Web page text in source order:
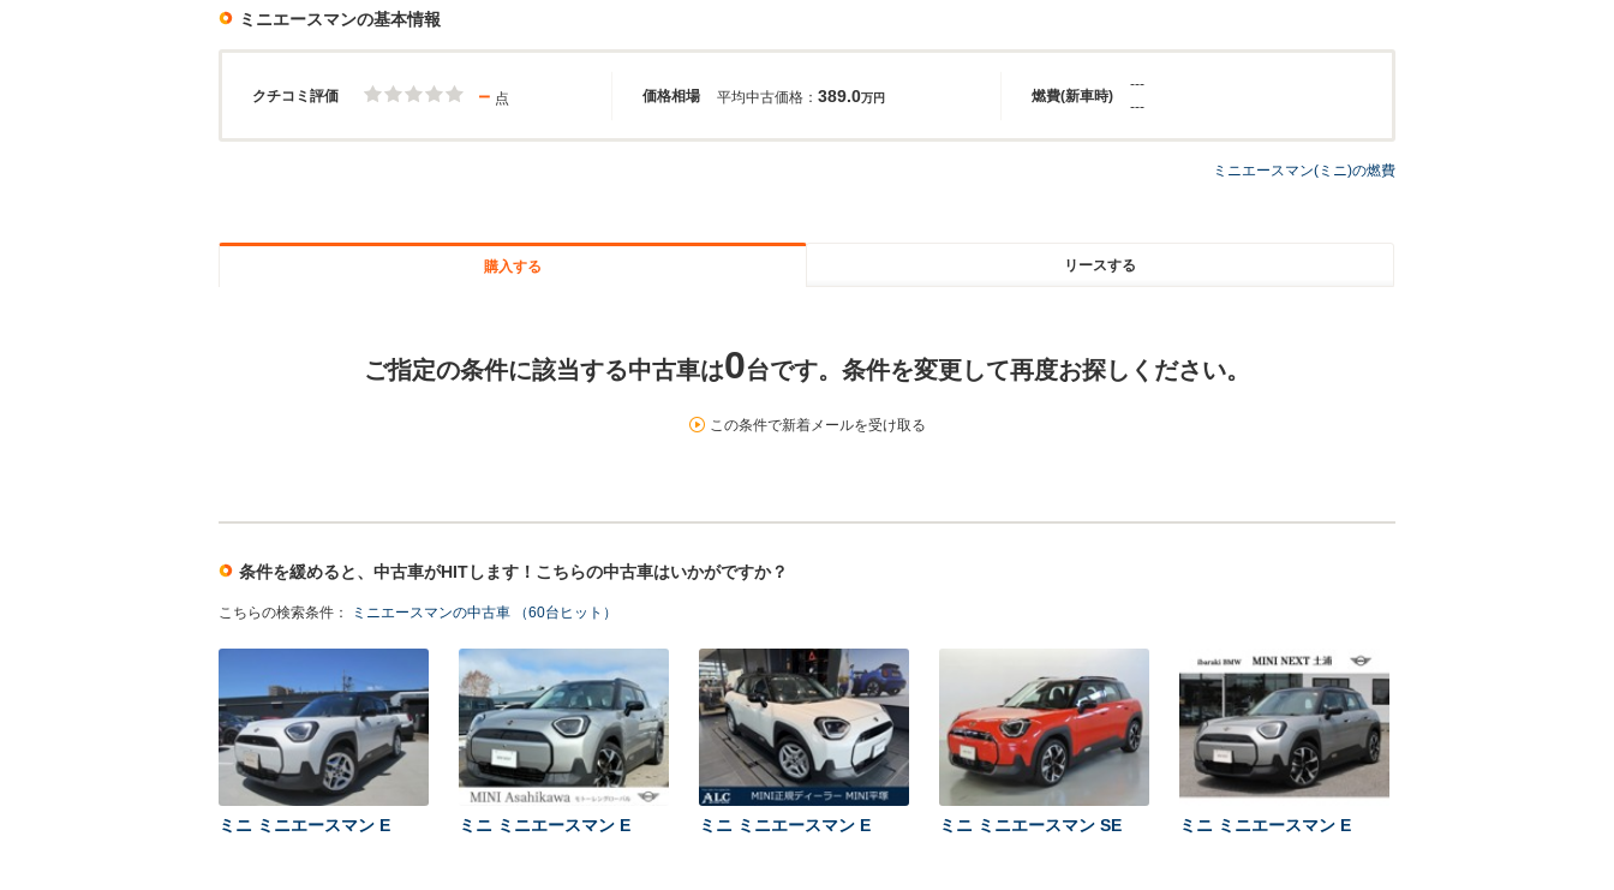
ミニエースマンの基本情報
クチコミ評価 価格相場 燃費(新車時)
－ 点 平均中古価格： 389.0万円
---
---
ミニエースマン(ミニ)の燃費
購入する リースする
ご指定の条件に該当する中古車は0台です。条件を変更して再度お探しください。
この条件で新着メールを受け取る
条件を緩めると、中古車がHITします！こちらの中古車はいかがですか？
こちらの検索条件： ミニエースマンの中古車 （60台ヒット）
ミニ ミニエースマン E ミニ ミニエースマン E ミニ ミニエースマン E ミニ ミニエースマン SE ミニ ミニエースマン E